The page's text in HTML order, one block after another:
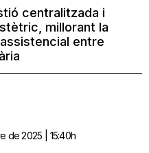
centralitzada i
millorant la
entre
de 2025 | 15:40h